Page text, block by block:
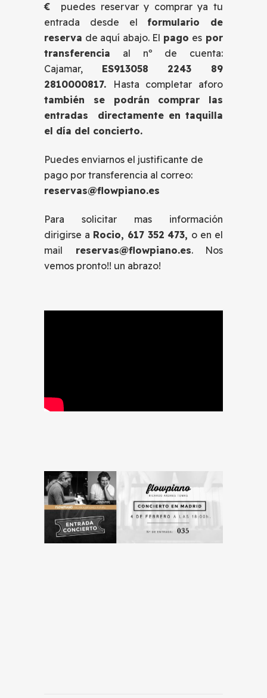
€
puedes reservar y comprar ya tu
entrada desde el formulario de
reserva de aquí abajo. El pago es por
transferencia al nº de cuenta:
Cajamar, ES913058 2243 89
2810000817.
Hasta completar aforo
también se podrán comprar las
entradas directamente en taquilla
el día del concierto.
Puedes enviarnos el justificante de
pago por transferencia al correo:
reservas@flowpiano.es
Para solicitar mas información
dirigirse a Rocio, 617 352 473, o en el
mail reservas@flowpiano.es. Nos
vemos pronto!! un abrazo!